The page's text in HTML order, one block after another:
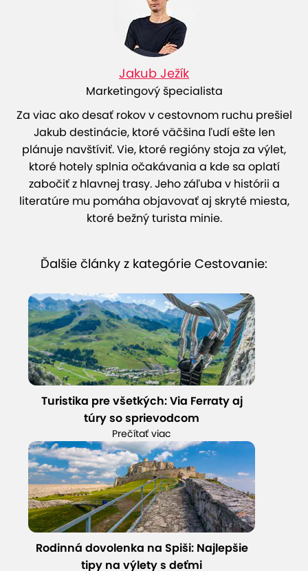
Jakub Ježík
Marketingový špecialista
Za viac ako desať rokov v cestovnom ruchu prešiel
Jakub destinácie, ktoré väčšina ľudí ešte len
plánuje navštíviť. Vie, ktoré regióny stoja za výlet,
ktoré hotely splnia očakávania a kde sa oplatí
zabočiť z hlavnej trasy. Jeho záľuba v histórii a
literatúre mu pomáha objavovať aj skryté miesta,
ktoré bežný turista minie.
Ďalšie články z kategórie Cestovanie:
Turistika pre všetkých: Via Ferraty aj
túry so sprievodcom
Prečítať viac
Rodinná dovolenka na Spiši: Najlepšie
tipy na výlety s deťmi